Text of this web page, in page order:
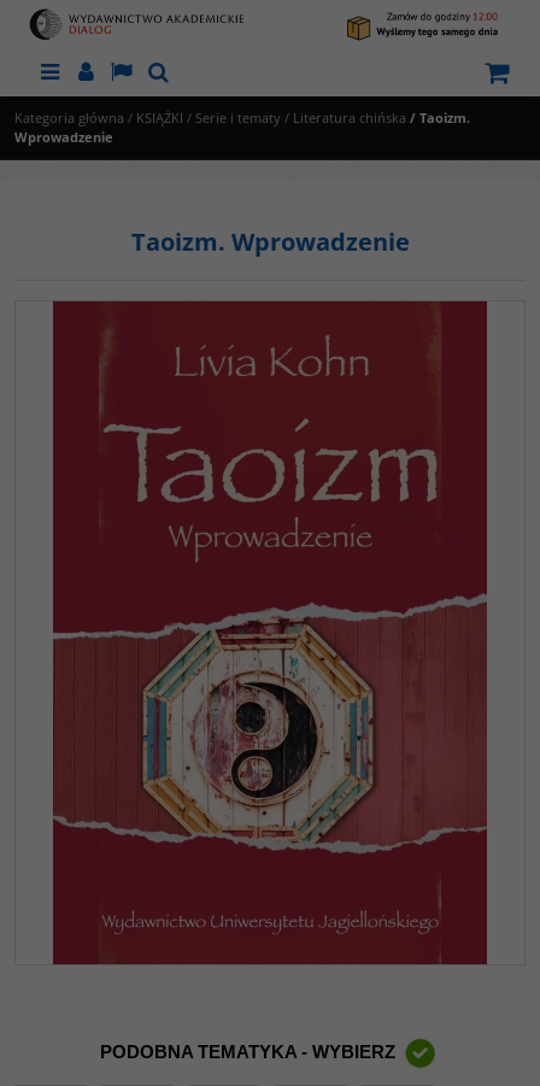
MenuPanelLangSzukaj
Kategoria główna / KSIĄŻKI / Serie i tematy / Literatura chińska / Taoizm.
Wprowadzenie
Taoizm. Wprowadzenie
PODOBNA TEMATYKA - WYBIERZ